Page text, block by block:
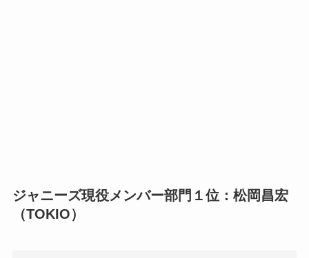
ジャニーズ現役メンバー部門１位：松岡昌宏
（TOKIO）